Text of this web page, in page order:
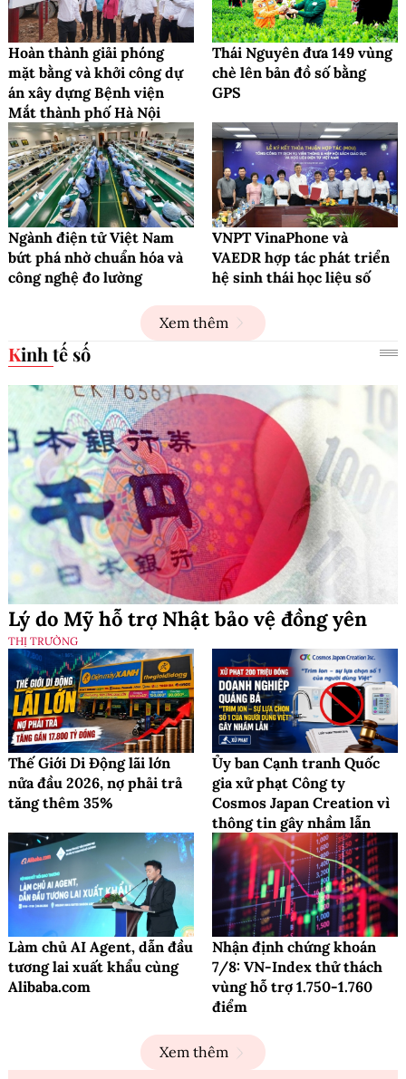
Hoàn thành giải phóng
mặt bằng và khởi công dự
án xây dựng Bệnh viện
Mắt thành phố Hà Nội
Thái Nguyên đưa 149 vùng
chè lên bản đồ số bằng
GPS
Ngành điện tử Việt Nam
bứt phá nhờ chuẩn hóa và
công nghệ đo lường
VNPT VinaPhone và
VAEDR hợp tác phát triển
hệ sinh thái học liệu số
Xem thêm
Kinh tế số
Lý do Mỹ hỗ trợ Nhật bảo vệ đồng yên
THỊ TRƯỜNG
Thế Giới Di Động lãi lớn
nửa đầu 2026, nợ phải trả
tăng thêm 35%
Ủy ban Cạnh tranh Quốc
gia xử phạt Công ty
Cosmos Japan Creation vì
thông tin gây nhầm lẫn
Làm chủ AI Agent, dẫn đầu
tương lai xuất khẩu cùng
Alibaba.com
Nhận định chứng khoán
7/8: VN-Index thử thách
vùng hỗ trợ 1.750-1.760
điểm
Xem thêm